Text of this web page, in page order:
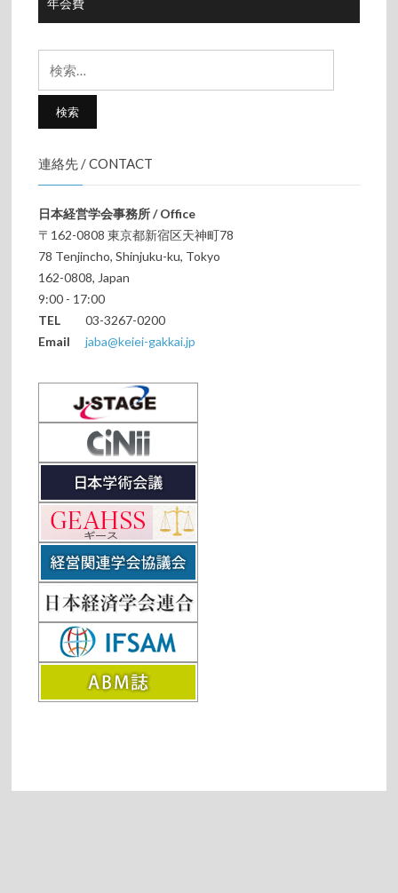
索:
連絡先 / CONTACT
日本経営学会事務所 / Office
〒162-0808 東京都新宿区天神町78
78 Tenjincho, Shinjuku-ku, Tokyo
162-0808, Japan
9:00 - 17:00
TEL03-3267-0200
Emailjaba@keiei-gakkai.jp